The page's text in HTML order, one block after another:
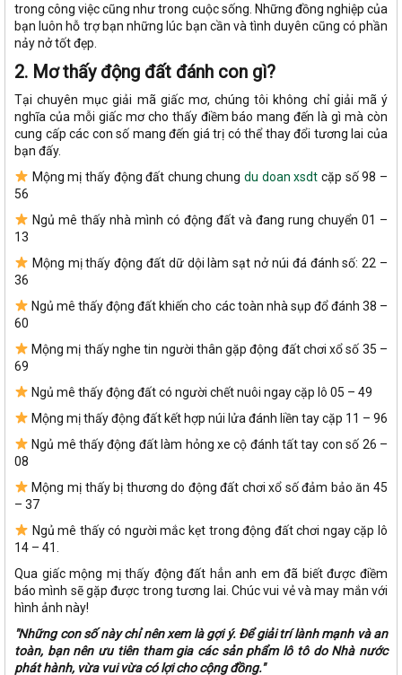
trong công việc cũng như trong cuộc sống. Những đồng nghiệp của
bạn luôn hỗ trợ bạn những lúc bạn cần và tình duyên cũng có phần
nảy nở tốt đẹp.
2. Mơ thấy động đất đánh con gì?
Tại chuyên mục giải mã giấc mơ, chúng tôi không chỉ giải mã ý
nghĩa của mỗi giấc mơ cho thấy điềm báo mang đến là gì mà còn
cung cấp các con số mang đến giá trị có thể thay đổi tương lai của
bạn đấy.
Mộng mị thấy động đất chung chungdu doan xsdt cặp số 98 –
56
Ngủ mê thấy nhà mình có động đất và đang rung chuyển 01 –
13
Mộng mị thấy động đất dữ dội làm sạt nở núi đá đánh số: 22 –
36
Ngủ mê thấy động đất khiến cho các toàn nhà sụp đổ đánh 38 –
60
Mộng mị thấy nghe tin người thân gặp động đất chơi xổ số 35 –
69
Ngủ mê thấy động đất có người chết nuôi ngay cặp lô 05 – 49
Mộng mị thấy động đất kết hợp núi lửa đánh liền tay cặp 11 – 96
Ngủ mê thấy động đất làm hỏng xe cộ đánh tất tay con số 26 –
08
Mộng mị thấy bị thương do động đất chơi xổ số đảm bảo ăn 45
– 37
Ngủ mê thấy có người mắc kẹt trong động đất chơi ngay cặp lô
14 – 41.
Qua giấc mộng mị thấy động đất hẳn anh em đã biết được điềm
báo mình sẽ gặp được trong tương lai. Chúc vui vẻ và may mắn với
hình ảnh này!
"Những con số này chỉ nên xem là gợi ý. Để giải trí lành mạnh và an
toàn, bạn nên ưu tiên tham gia các sản phẩm lô tô do Nhà nước
phát hành, vừa vui vừa có lợi cho cộng đồng."